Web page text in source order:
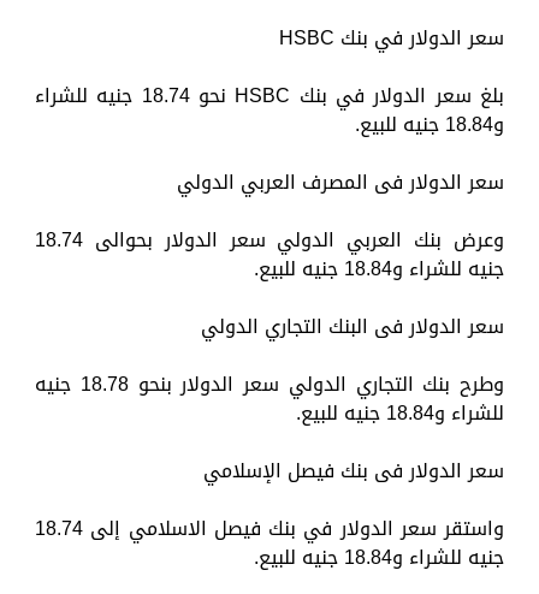
سعر الدولار في بنك HSBC
بلغ سعر الدولار في بنك HSBC نحو 18.74 جنيه للشراء
و18.84 جنيه للبيع.
سعر الدولار فى المصرف العربي الدولي
وعرض بنك العربي الدولي سعر الدولار بحوالى 18.74
جنيه للشراء و18.84 جنيه للبيع.
سعر الدولار فى البنك التجاري الدولي
وطرح بنك التجاري الدولي سعر الدولار بنحو 18.78 جنيه
للشراء و18.84 جنيه للبيع.
سعر الدولار فى بنك فيصل الإسلامي
واستقر سعر الدولار في بنك فيصل الاسلامي إلى 18.74
جنيه للشراء و18.84 جنيه للبيع.